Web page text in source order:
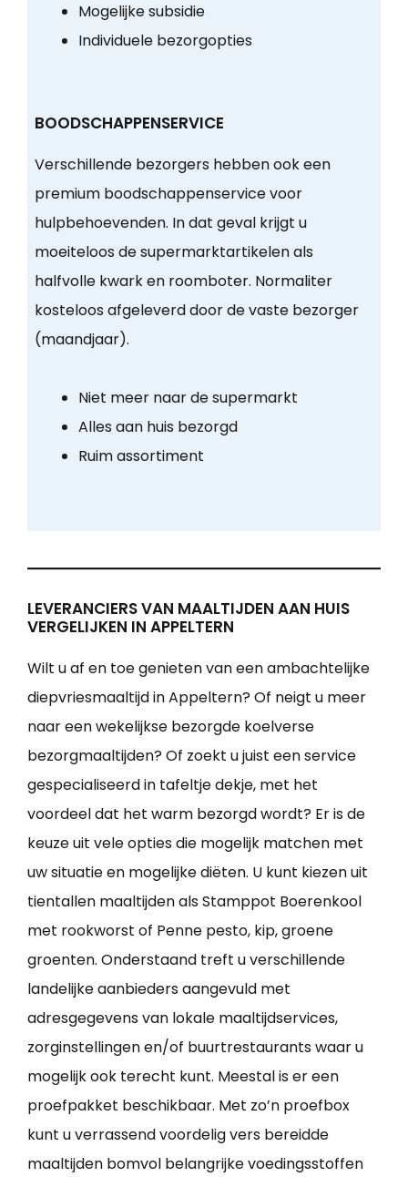
Mogelijke subsidie
Individuele bezorgopties
BOODSCHAPPENSERVICE
Verschillende bezorgers hebben ook een
premium boodschappenservice voor
hulpbehoevenden. In dat geval krijgt u
moeiteloos de supermarktartikelen als
halfvolle kwark en roomboter. Normaliter
kosteloos afgeleverd door de vaste bezorger
(maandjaar).
Niet meer naar de supermarkt
Alles aan huis bezorgd
Ruim assortiment
LEVERANCIERS VAN MAALTIJDEN AAN HUIS
VERGELIJKEN IN APPELTERN
Wilt u af en toe genieten van een ambachtelijke
diepvriesmaaltijd in Appeltern? Of neigt u meer
naar een wekelijkse bezorgde koelverse
bezorgmaaltijden? Of zoekt u juist een service
gespecialiseerd in tafeltje dekje, met het
voordeel dat het warm bezorgd wordt? Er is de
keuze uit vele opties die mogelijk matchen met
uw situatie en mogelijke diëten. U kunt kiezen uit
tientallen maaltijden als Stamppot Boerenkool
met rookworst of Penne pesto, kip, groene
groenten. Onderstaand treft u verschillende
landelijke aanbieders aangevuld met
adresgegevens van lokale maaltijdservices,
zorginstellingen en/of buurtrestaurants waar u
mogelijk ook terecht kunt. Meestal is er een
proefpakket beschikbaar. Met zo’n proefbox
kunt u verrassend voordelig vers bereidde
maaltijden bomvol belangrijke voedingsstoffen